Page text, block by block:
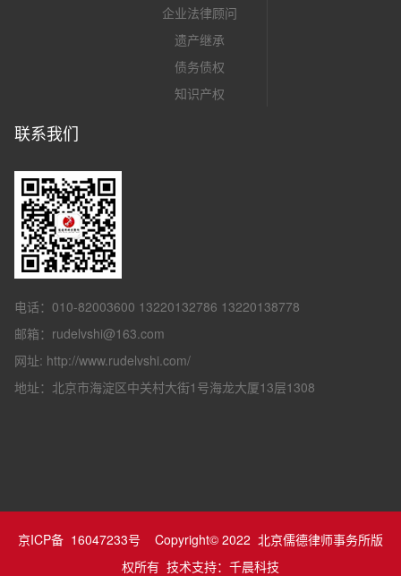
企业法律顾问
遗产继承
债务债权
知识产权
联系我们
电话：010-82003600 13220132786 13220138778
邮箱：rudelvshi@163.com
网址: http://www.rudelvshi.com/
地址：北京市海淀区中关村大街1号海龙大厦13层1308
京ICP备 16047233号 Copyright© 2022 北京儒德律师事务所版
权所有 技术支持： 千晨科技